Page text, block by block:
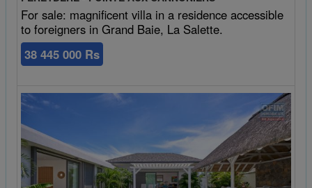
For sale: magnificent villa in a residence accessible
to foreigners in Grand Baie, La Salette.
38 445 000 Rs